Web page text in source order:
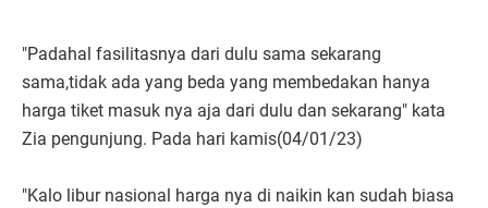
"Padahal fasilitasnya dari dulu sama sekarang
sama,tidak ada yang beda yang membedakan hanya
harga tiket masuk nya aja dari dulu dan sekarang" kata
Zia pengunjung. Pada hari kamis(04/01/23)
"Kalo libur nasional harga nya di naikin kan sudah biasa